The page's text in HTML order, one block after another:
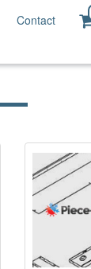
Contact